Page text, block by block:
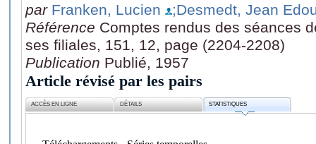
par Franken, Lucien
;Desmedt, Jean
Référence Comptes rendus des séances
ses filiales, 151, 12, page (2204-2208)
Publication Publié, 1957
Article révisé par les pairs
ACCÈS EN LIGNE DÉTAILS STATISTIQUES